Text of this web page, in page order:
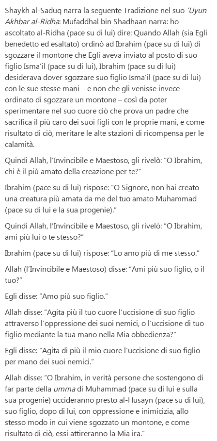
Shaykh al-Saduq narra la seguente Tradizione nel suo ‘Uyun
Akhbar al-Ridha: Mufaddhal bin Shadhaan narra: ho
ascoltato al-Ridha (pace su di lui) dire: Quando Allah (sia Egli
benedetto ed esaltato) ordinò ad Ibrahim (pace su di lui) di
sgozzare il montone che Egli aveva inviato al posto di suo
figlio Isma’il (pace su di lui), Ibrahim (pace su di lui)
desiderava dover sgozzare suo figlio Isma’il (pace su di lui)
con le sue stesse mani – e non che gli venisse invece
ordinato di sgozzare un montone – così da poter
sperimentare nel suo cuore ciò che prova un padre che
sacrifica il più caro dei suoi figli con le proprie mani, e come
risultato di ciò, meritare le alte stazioni di ricompensa per le
calamità.
Quindi Allah, l’Invincibile e Maestoso, gli rivelò: “O Ibrahim,
chi è il più amato della creazione per te?”
Ibrahim (pace su di lui) rispose: “O Signore, non hai creato
una creatura più amata da me del tuo amato Muhammad
(pace su di lui e la sua progenie).”
Quindi Allah, l’Invincibile e Maestoso, gli rivelò: “O Ibrahim,
ami più lui o te stesso?”
Ibrahim (pace su di lui) rispose: “Lo amo più di me stesso.”
Allah (l’Invincibile e Maestoso) disse: “Ami più suo figlio, o il
tuo?”
Egli disse: “Amo più suo figlio.”
Allah disse: “Agita più il tuo cuore l’uccisione di suo figlio
attraverso l’oppressione dei suoi nemici, o l’uccisione di tuo
figlio mediante la tua mano nella Mia obbedienza?”
Egli disse: “Agita di più il mio cuore l’uccisione di suo figlio
per mano dei suoi nemici.”
Allah disse: “O Ibrahim, in verità persone che sostengono di
far parte della ummadi Muhammad (pace su di lui e sulla
sua progenie) uccideranno presto al-Husayn (pace su di lui),
suo figlio, dopo di lui, con oppressione e inimicizia, allo
stesso modo in cui viene sgozzato un montone, e come
risultato di ciò, essi attireranno la Mia ira.”